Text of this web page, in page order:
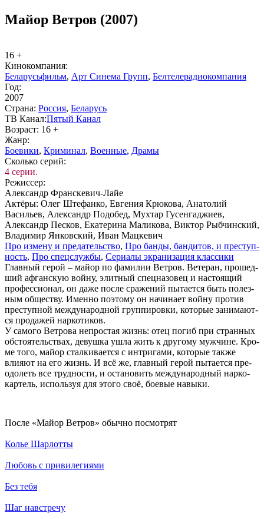
Майор Ветров (2007)
16 +
Ки­но­ком­па­ния:
Беларусьфильм, Арт Синема Групп, Белтелерадиокомпания
Год:
2007
Стра­на: Рос­сия, Бе­ла­русь
ТВ Ка­нал:Пя­тый Ка­нал
Воз­раст: 16 +
Жанр:
Бое­ви­ки, Кри­ми­нал, Во­ен­ные, Дра­мы
Сколь­ко се­рий:
4 серии.
Ре­жис­сер:
Александр Франскевич-Лайе
Ак­тё­ры: Олег Штефанко, Евгения Крюкова, Анатолий
Васильев, Александр Подобед, Мухтар Гусенгаджиев,
Александр Песков, Екатерина Маликова, Виктор Рыбчинский,
Владимир Янковский, Иван Мацкевич
Про из­ме­ну и пре­да­тель­ст­во, Про бан­ды, бан­ди­тов, и пре­ступ­
ность, Про спец­служ­бы, Се­риа­лы эк­ра­ни­за­ция клас­си­ки
Глав­ный ге­рой – май­ор по фа­ми­лии Вет­ров. Ве­те­ран, про­шед­
ший аф­ган­скую вой­ну, элит­ный спец­на­зо­вец и на­стоя­щий
про­фес­сио­нал, он да­же по­сле сра­же­ний пы­та­ет­ся быть по­лез­
ным об­ще­ст­ву. Имен­но по­это­му он на­чи­на­ет вой­ну про­тив
пре­ступ­ной ме­ж­ду­на­род­ной груп­пи­ров­ки, ко­то­рые за­ни­ма­ют­
ся про­да­жей нар­ко­ти­ков.
У са­мо­го Вет­ро­ва не­про­стая жизнь: отец по­гиб при стран­ных
об­стоя­тель­ст­вах, де­вуш­ка уш­ла жить к дру­го­му муж­чи­не. Кро­
ме то­го, май­ор стал­ки­ва­ет­ся с ин­три­га­ми, ко­то­рые так­же
влия­ют на его жизнь. И всё же, глав­ный ге­рой пы­та­ет­ся пре­
одо­леть все труд­но­сти, и ос­та­но­вить ме­ж­ду­на­род­ный нар­ко­
кар­тель, ис­поль­зуя для это­го своё, бое­вые на­вы­ки.
По­сле «Майор Ветров» обыч­но по­смот­рят
Колье Шарлотты
Любовь с привилегиями
Без тебя
Шаг навстречу